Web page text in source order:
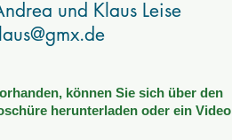
und Klaus Leise
können Sie sich über den
herunterladen oder ein Video